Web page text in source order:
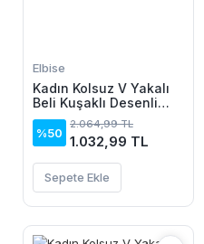
Elbise
Kadın Kolsuz V Yakalı
Beli Kuşaklı Desenli
Kısa Süprem Elbise
%50
2.064,99 TL
1.032,99 TL
Sepete Ekle